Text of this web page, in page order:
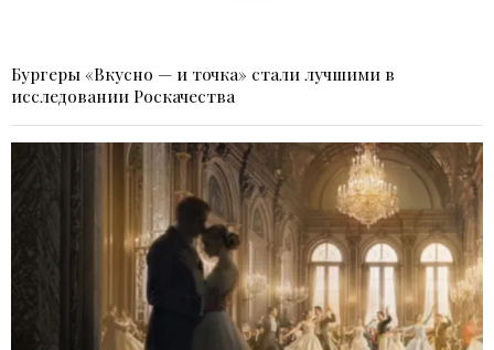
Бургеры «Вкусно — и точка» стали лучшими в
исследовании Роскачества